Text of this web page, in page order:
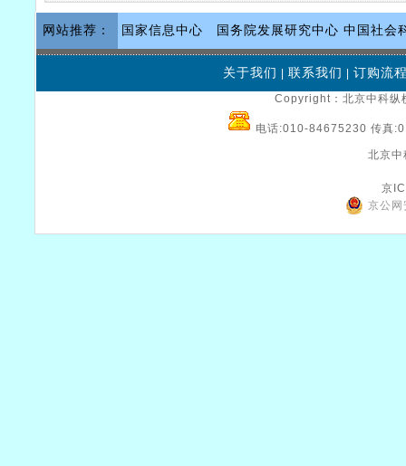
网站推荐： 国家信息中心 国务院发展研究中心 中国社会
关于我们 联系我们 订购流
Copyright：北京中科
电话:010-84675230 传真
北京中
京
京公